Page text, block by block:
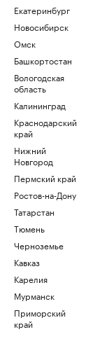
Екатеринбург
Новосибирск
Омск
Башкортостан
Вологодская
область
Калининград
Краснодарский
край
Нижний
Новгород
Пермский край
Ростов-на-Дону
Татарстан
Тюмень
Черноземье
Кавказ
Карелия
Мурманск
Приморский
край